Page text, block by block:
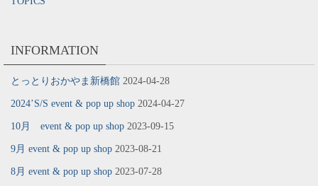
INFORMATION
とっとりおかやま新橋館 2024-04-28
2024’S/S event & pop up shop 2024-04-27
10月 event & pop up shop 2023-09-15
9月 event & pop up shop 2023-08-21
8月 event & pop up shop 2023-07-28